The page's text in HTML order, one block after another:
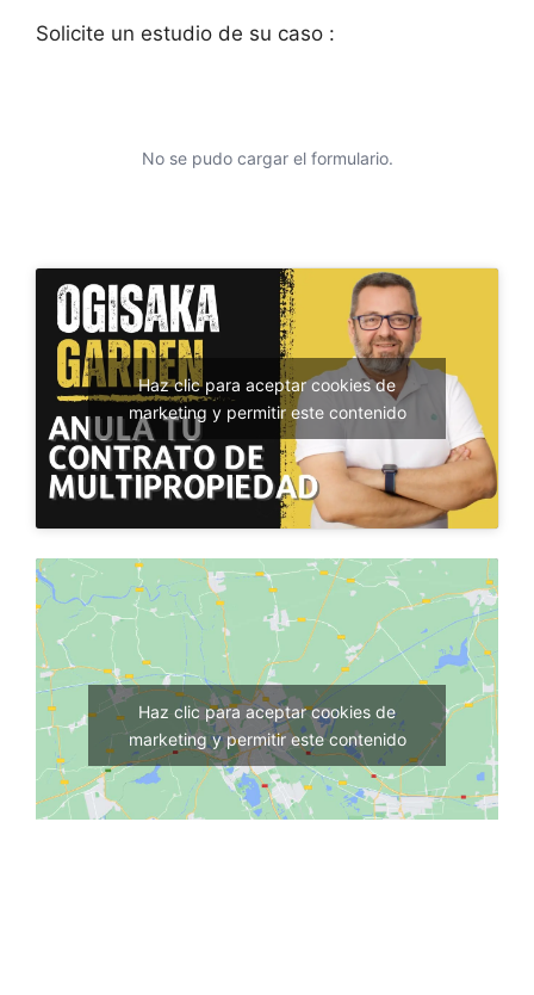
Solicite un estudio de su caso :
No se pudo cargar el formulario.
Haz clic para aceptar cookies de
marketing y permitir este contenido
Haz clic para aceptar cookies de
marketing y permitir este contenido